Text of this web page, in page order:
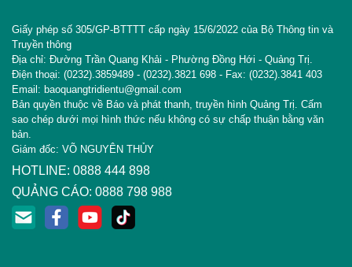
Giấy phép số 305/GP-BTTTT cấp ngày 15/6/2022 của Bộ Thông tin và
Truyền thông
Địa chỉ: Đường Trần Quang Khải - Phường Đồng Hới - Quảng Trị.
Điện thoại: (0232).3859489 - (0232).3821 698 - Fax: (0232).3841 403
Email: baoquangtridientu@gmail.com
Bản quyền thuộc về Báo và phát thanh, truyền hình Quảng Trị. Cấm
sao chép dưới mọi hình thức nếu không có sự chấp thuận bằng văn
bản.
Giám đốc: VÕ NGUYÊN THỦY
HOTLINE: 0888 444 898
QUẢNG CÁO: 0888 798 988